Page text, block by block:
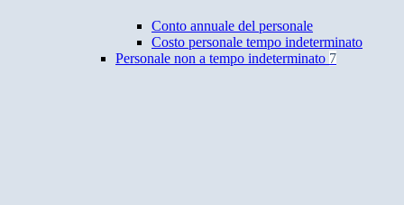
Conto annuale del personale
Costo personale tempo indeterminato
Personale non a tempo indeterminato 7